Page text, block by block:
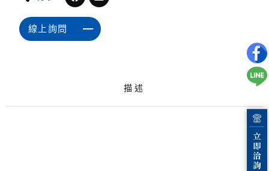
線上詢問
描述